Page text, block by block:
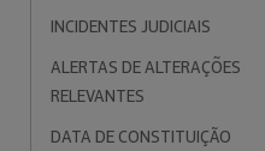
INCIDENTES JUDICIAIS
ALERTAS DE ALTERAÇÕES
RELEVANTES
DATA DE CONSTITUIÇÃO